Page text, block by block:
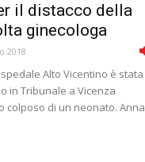
il distacco della
ginecologa
2018
Alto Vicentino è stata
in Tribunale a Vicenza
colposo di un neonato. Anna